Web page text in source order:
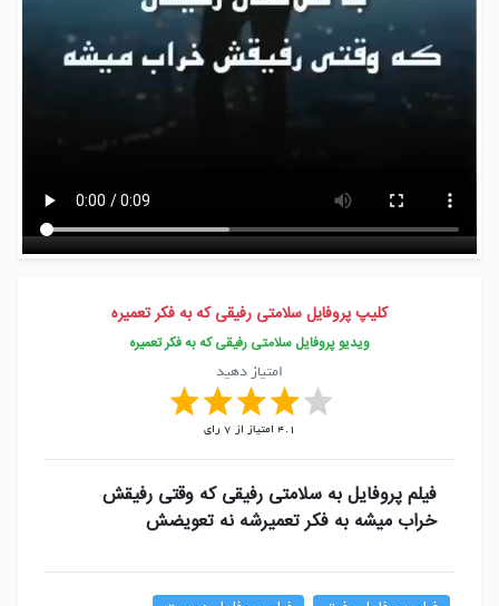
کلیپ پروفایل سلامتی رفیقی که به فکر تعمیره
ویدیو پروفایل سلامتی رفیقی که به فکر تعمیره
امتیاز دهید
4.1 امتیاز از 7رای
فیلم پروفایل به سلامتی رفیقی که وقتی رفیقش
خراب میشه به فکر تعمیرشه نه تعویضش